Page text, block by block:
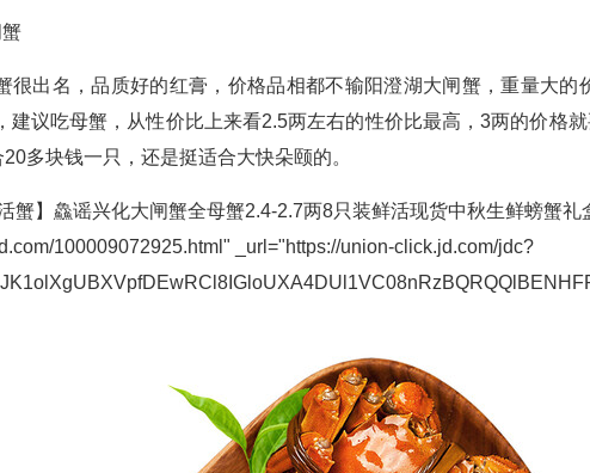
很出名，品质好的红膏，价格品相都不输阳澄湖大闸蟹，重量大的
建议吃母蟹，从性价比上来看2.5两左右的性价比最高，3两的价格
多块钱一只，还是挺适合大快朵颐的。
蟹】鱻谣兴化大闸蟹全母蟹2.4-2.7两8只装鲜活现货中秋生鲜螃蟹礼
100009072925.html" _url="https://union-click.jd.com/jdc?